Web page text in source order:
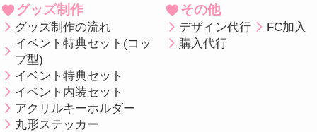
グッズ制作
グッズ制作の流れ
イベント特典セット(コッ
プ型)
イベント特典セット
イベント内装セット
アクリルキーホルダー
丸形ステッカー
その他
デザイン代行
FC加入
購入代行